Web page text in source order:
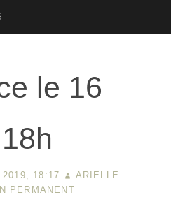
le 16
2019, 18:17
ARIELLE
PERMANENT